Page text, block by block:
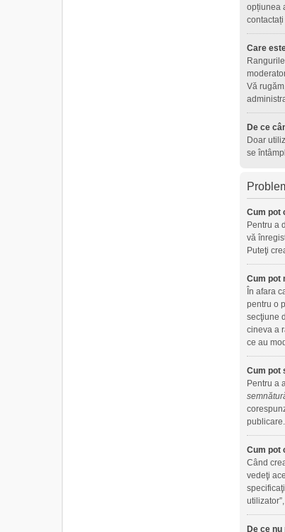
opțiunea
Care
Vă
De ce
Doar
se
Cum pot
Pentru a
vă
Puteţi
Cum pot
În afara
pentru o
secţiune
cineva a
ce au
Cum pot
Pentru a
publicare.
Cum pot
Când
vedeţi
De ce